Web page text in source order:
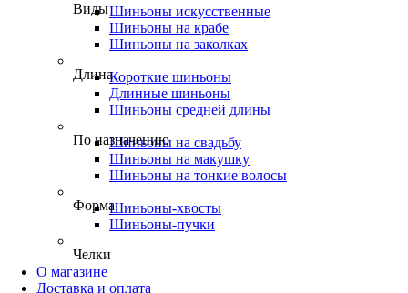
ВидыШиньоны искусственные
Шиньоны на крабе
Шиньоны на заколках
ДлинаКороткие шиньоны
Длинные шиньоны
Шиньоны средней длины
По назначению
Шиньоны на свадьбу
Шиньоны на макушку
Шиньоны на тонкие волосы
ФормаШиньоны-хвосты
Шиньоны-пучки
Челки
О магазине
Доставка и оплата